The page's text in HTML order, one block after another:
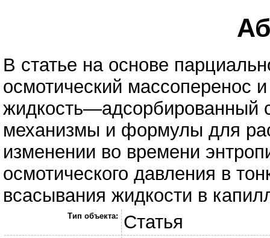
В статье на основе
осмотический массоперенос
механизмы и формулы для
изменении во времени
осмотического давления в
всасывания жидкости в
Тип объекта: Статья